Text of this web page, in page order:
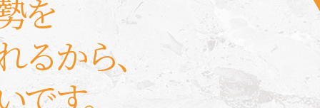
を
るから、
です。